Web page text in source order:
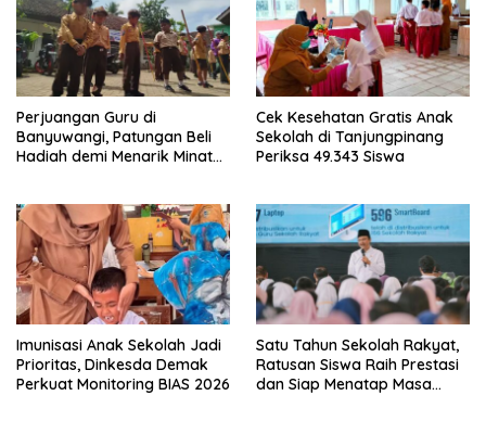
Perjuangan Guru di
Banyuwangi, Patungan Beli
Hadiah demi Menarik Minat
Cek Kesehatan Gratis Anak
Sekolah di Tanjungpinang
Periksa 49.343 Siswa
Imunisasi Anak Sekolah Jadi
Prioritas, Dinkesda Demak
Perkuat Monitoring BIAS 2026
Satu Tahun Sekolah Rakyat,
Ratusan Siswa Raih Prestasi
dan Siap Menatap Masa